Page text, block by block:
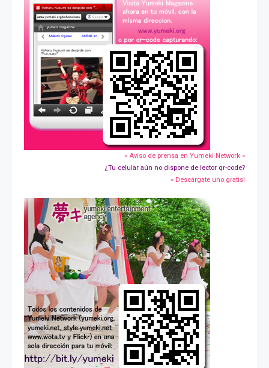
» Aviso de prensa en Yumeki Network »
¿Tu celular aún no dispone de lector qr-code?
» Descárgate uno gratis!